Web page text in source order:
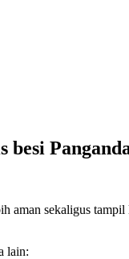
besi
aman sekaligus
lain: